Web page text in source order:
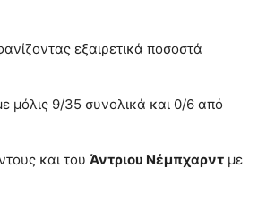
εξαιρετικά ποσοστά
μόλις 9/35 συνολικά και 0/6 από
και του Άντριου Νέμπχαρντ με